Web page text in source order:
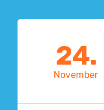
24.
November